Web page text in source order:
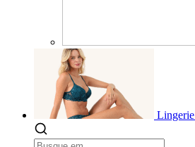
Lingerie